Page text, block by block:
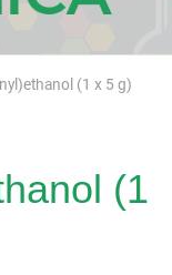
(1 x 5 g)
(1